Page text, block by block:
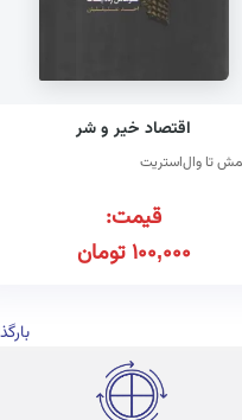
اقتصاد خیر و شر
تا وال‌استریت
قیمت:
100,000تومان